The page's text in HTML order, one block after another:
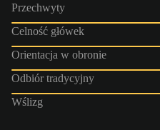
Przechwyty
Celność główek
Orientacja w obronie
Odbiór tradycyjny
Wślizg